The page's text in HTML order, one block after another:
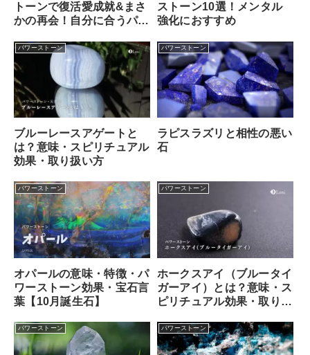
トーンで復活愛成就&まさ
かの再会！自分に合うパワ
ストーン10選！メンタル
強化におすすめ
パワーストーン
ブルーレースアゲートと
は？意味・スピリチュアル
効果・取り扱い方
パワーストーン
ラピスラズリと相性の悪い
石
パワーストーン
オパールの意味・特徴・パ
ワーストーン効果・宝石言
葉【10月誕生石】
パワーストーン
ホークスアイ（ブルータイ
ガーアイ）とは？意味・ス
ピリチュアル効果・取り扱
パワーストーン パワーストーン